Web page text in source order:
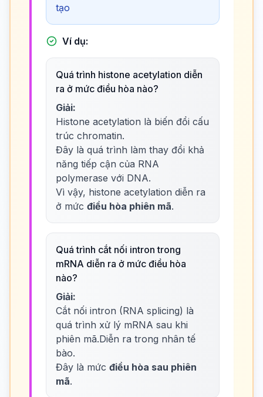
tạo
Ví dụ:
Quá trình histone acetylation diễn
ra ở mức điều hòa nào?
Giải:
Histone acetylation là biến đổi cấu
trúc chromatin.
Đây là quá trình làm thay đổi khả
năng tiếp cận của RNA
polymerase với DNA.
Vì vậy, histone acetylation diễn ra
ở mức điều hòa phiên mã.
Quá trình cắt nối intron trong
mRNA diễn ra ở mức điều hòa
nào?
Giải:
Cắt nối intron (RNA splicing) là
quá trình xử lý mRNA sau khi
phiên mã.Diễn ra trong nhân tế
bào.
Đây là mức điều hòa sau phiên
mã.